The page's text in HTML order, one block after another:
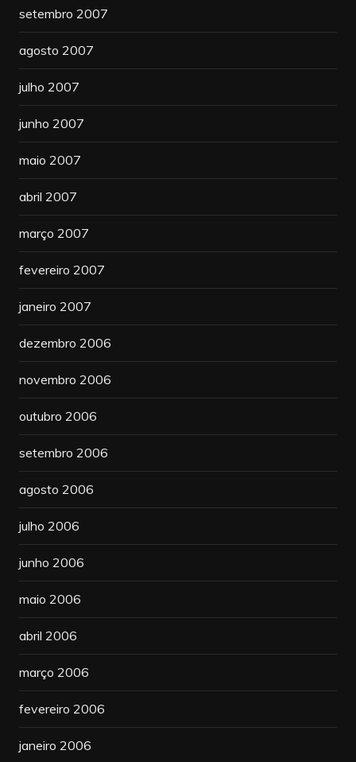
setembro 2007
agosto 2007
julho 2007
junho 2007
maio 2007
abril 2007
março 2007
fevereiro 2007
janeiro 2007
dezembro 2006
novembro 2006
outubro 2006
setembro 2006
agosto 2006
julho 2006
junho 2006
maio 2006
abril 2006
março 2006
fevereiro 2006
janeiro 2006